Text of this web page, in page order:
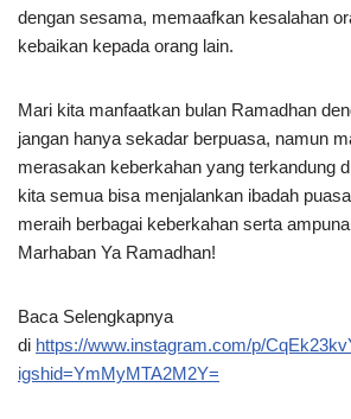
dengan sesama, memaafkan kesalahan
kebaikan kepada orang lain.
Mari kita manfaatkan bulan Ramadhan
jangan hanya sekadar berpuasa, namun
merasakan keberkahan yang terkandung
kita semua bisa menjalankan ibadah
meraih berbagai keberkahan serta
Marhaban Ya Ramadhan!
Baca Selengkapnya
di https://www.instagram.com/p/
igshid=YmMyMTA2M2Y=